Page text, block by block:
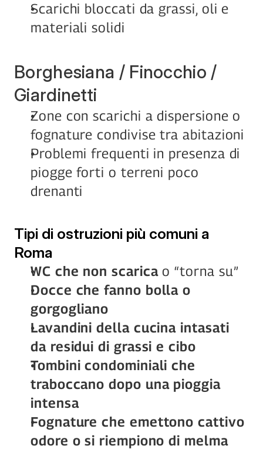
Scarichi bloccati da grassi, oli e
materiali solidi
Borghesiana / Finocchio /
Giardinetti
Zone con scarichi a dispersione o
fognature condivise tra abitazioni
Problemi frequenti in presenza di
piogge forti o terreni poco
drenanti
Tipi di ostruzioni più comuni a
Roma
WC che non scarica o “torna su”
Docce che fanno bolla o
gorgogliano
Lavandini della cucina intasati
da residui di grassi e cibo
Tombini condominiali che
traboccano dopo una pioggia
intensa
Fognature che emettono cattivo
odore o si riempiono di melma